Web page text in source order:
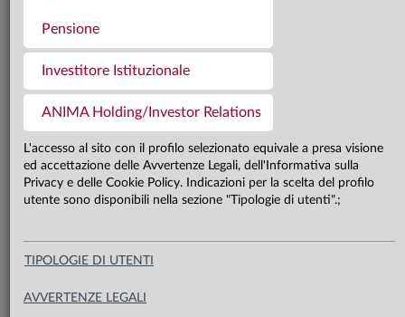
Pensione
Investitore Istituzionale
ANIMA Holding/Investor Relations
L'accesso al sito con il profilo selezionato equivale a presa visione
ed accettazione delle Avvertenze Legali, dell'Informativa sulla
Privacy e delle Cookie Policy. Indicazioni per la scelta del profilo
utente sono disponibili nella sezione "Tipologie di utenti".;
TIPOLOGIE DI UTENTI
AVVERTENZE LEGALI
FATTORI IN GIOCO
Nelle ultime settimane, i rischi per la
crescita si sono ribilanciati in modo
significativo lungo le due sponde
dell’Atlantico: al rialzo in Area Euro,
pacchetto di stimoli in Germania; al
principalmente a causa del calo della